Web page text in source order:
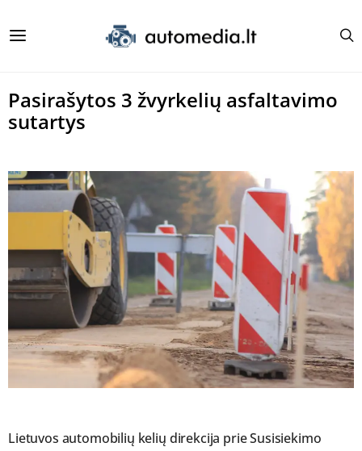
Pasirašytos 3 žvyrkelių asfaltavimo
sutartys
Lietuvos automobilių kelių direkcija prie Susisiekimo